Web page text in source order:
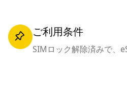
ご利用条件
SIMロック解除済みで、